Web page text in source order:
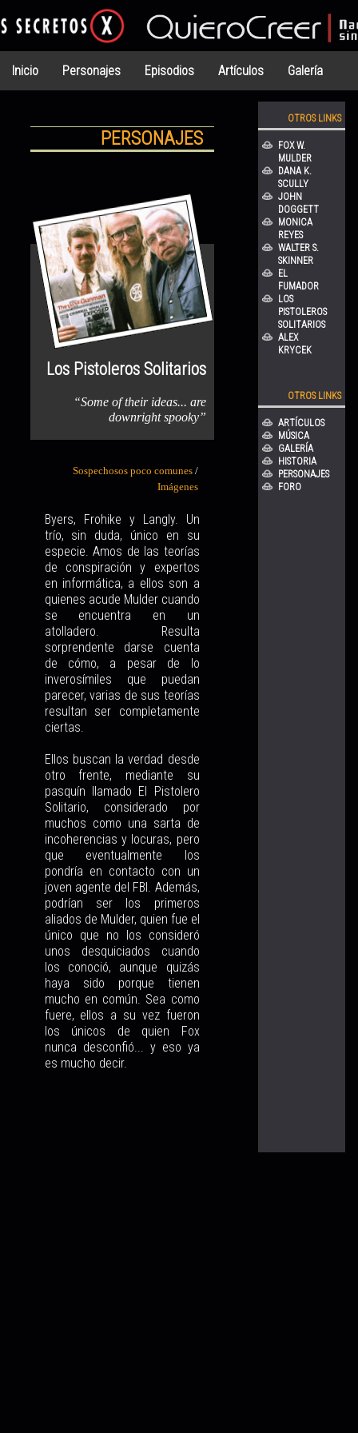
Inicio Personajes Episodios Artículos Galería
PERSONAJES
Los Pistoleros Solitarios
“Some of their ideas... are
downright spooky”
Sospechosos poco comunes/
Imágenes
Byers, Frohike y Langly. Un
trío, sin duda, único en su
especie. Amos de las teorías
de conspiración y expertos
en informática, a ellos son a
quienes acude Mulder cuando
se encuentra en un
atolladero. Resulta
sorprendente darse cuenta
de cómo, a pesar de lo
inverosímiles que puedan
parecer, varias de sus teorías
resultan ser completamente
ciertas.
Ellos buscan la verdad desde
otro frente, mediante su
pasquín llamado El Pistolero
Solitario, considerado por
muchos como una sarta de
incoherencias y locuras, pero
que eventualmente los
pondría en contacto con un
joven agente del FBI. Además,
podrían ser los primeros
aliados de Mulder, quien fue el
único que no los consideró
unos desquiciados cuando
los conoció, aunque quizás
haya sido porque tienen
mucho en común. Sea como
fuere, ellos a su vez fueron
los únicos de quien Fox
nunca desconfió... y eso ya
es mucho decir.
OTROS LINKS
FOX W.
MULDER
DANA K.
SCULLY
JOHN
DOGGETT
MONICA
REYES
WALTER S.
SKINNER
EL
FUMADOR
LOS
PISTOLEROS
SOLITARIOS
ALEX
KRYCEK
OTROS LINKS
ARTÍCULOS
MÚSICA
GALERÍA
HISTORIA
PERSONAJES
FORO